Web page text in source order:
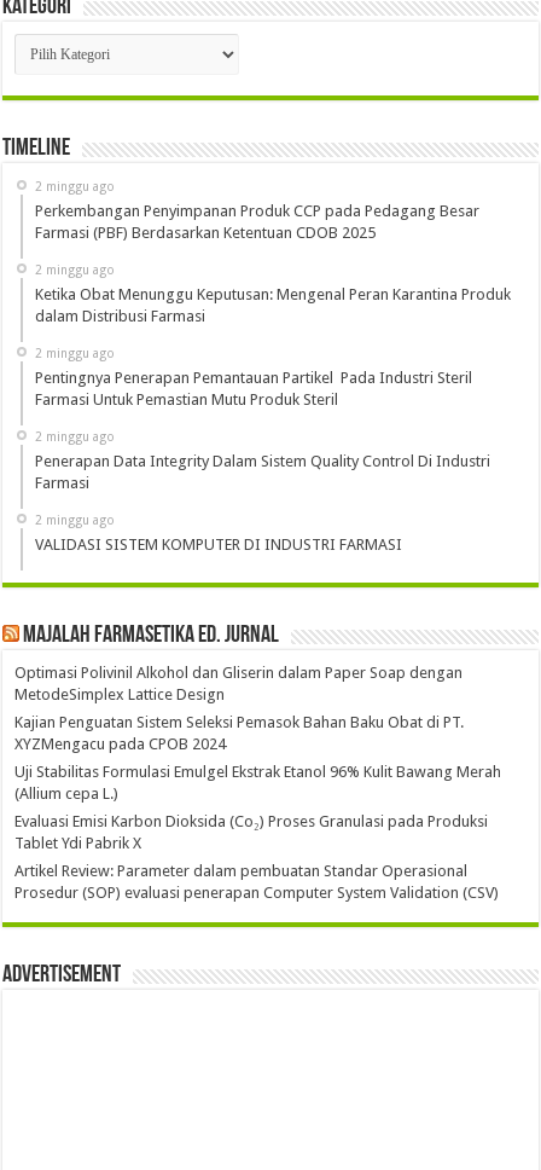
Kategori
Kategori
Timeline
2 minggu ago
Perkembangan Penyimpanan Produk CCP pada Pedagang Besar
Farmasi (PBF) Berdasarkan Ketentuan CDOB 2025
2 minggu ago
Ketika Obat Menunggu Keputusan: Mengenal Peran Karantina Produk
dalam Distribusi Farmasi
2 minggu ago
Pentingnya Penerapan Pemantauan Partikel Pada Industri Steril
Farmasi Untuk Pemastian Mutu Produk Steril
2 minggu ago
Penerapan Data Integrity Dalam Sistem Quality Control Di Industri
Farmasi
2 minggu ago
VALIDASI SISTEM KOMPUTER DI INDUSTRI FARMASI
Majalah Farmasetika Ed. Jurnal
Optimasi Polivinil Alkohol dan Gliserin dalam Paper Soap dengan
MetodeSimplex Lattice Design
Kajian Penguatan Sistem Seleksi Pemasok Bahan Baku Obat di PT.
XYZMengacu pada CPOB 2024
Uji Stabilitas Formulasi Emulgel Ekstrak Etanol 96% Kulit Bawang Merah
(Allium cepa L.)
Evaluasi Emisi Karbon Dioksida (Co₂) Proses Granulasi pada Produksi
Tablet Ydi Pabrik X
Artikel Review: Parameter dalam pembuatan Standar Operasional
Prosedur (SOP) evaluasi penerapan Computer System Validation (CSV)
Advertisement